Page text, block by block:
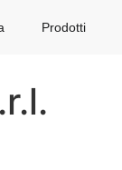
Prodotti